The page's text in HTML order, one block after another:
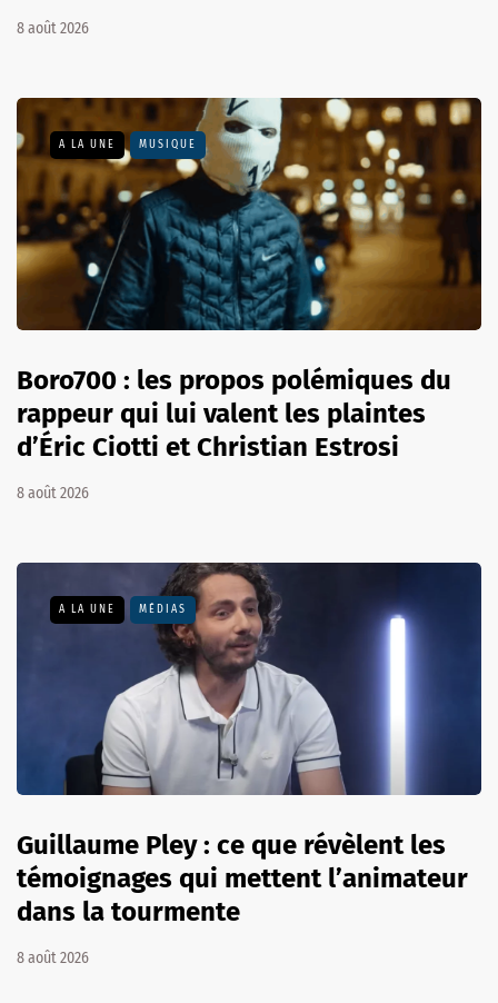
8 août 2026
A LA UNE MUSIQUE
Boro700 : les propos polémiques du
rappeur qui lui valent les plaintes
d’Éric Ciotti et Christian Estrosi
8 août 2026
A LA UNE MÉDIAS
Guillaume Pley : ce que révèlent les
témoignages qui mettent l’animateur
dans la tourmente
8 août 2026